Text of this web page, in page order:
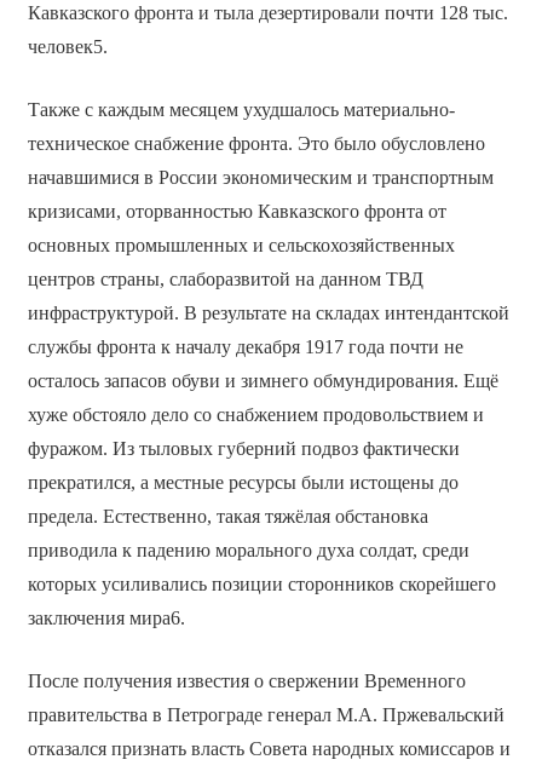
Кавказского фронта и тыла дезертировали почти 128 тыс.
человек5.
Также с каждым месяцем ухудшалось материально-
техническое снабжение фронта. Это было обусловлено
начавшимися в России экономическим и транспортным
кризисами, оторванностью Кавказского фронта от
основных промышленных и сельскохозяйственных
центров страны, слаборазвитой на данном ТВД
инфраструктурой. В результате на складах интендантской
службы фронта к началу декабря 1917 года почти не
осталось запасов обуви и зимнего обмундирования. Ещё
хуже обстояло дело со снабжением продовольствием и
фуражом. Из тыловых губерний подвоз фактически
прекратился, а местные ресурсы были истощены до
предела. Естественно, такая тяжёлая обстановка
приводила к падению морального духа солдат, среди
которых усиливались позиции сторонников скорейшего
заключения мира6.
После получения известия о свержении Временного
правительства в Петрограде генерал М.А. Пржевальский
отказался признать власть Совета народных комиссаров и